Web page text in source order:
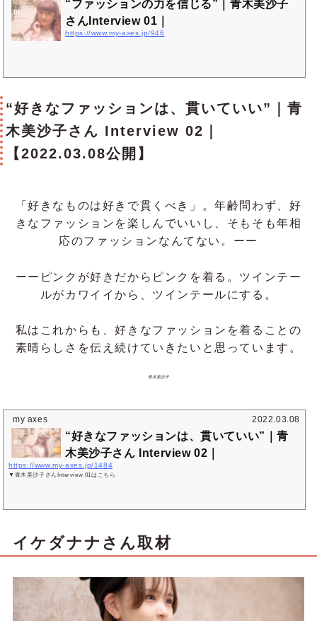
“ファッションの力を信じる”｜青木美沙子
さんInterview 01｜
https://www.my-axes.jp/946
“好きなファッションは、貫いていい”｜青
木美沙子さん Interview 02｜
【2022.03.08公開】
「好きなものは好きで貫くべき」。年齢問わず、好
きなファッションを楽しんでいいし、そもそも年相
応のファッションなんてない。ーー
ーーピンクが好きだからピンクを着る。ツインテー
ルがカワイイから、ツインテールにする。
私はこれからも、好きなファッションを着ることの
素晴らしさを伝え続けていきたいと思っています。
青木美沙子
my axes 2022.03.08
“好きなファッションは、貫いていい”｜青
木美沙子さん Interview 02｜
https://www.my-axes.jp/1484
▼青木美沙子さんInterview 01はこちら
イケダナナさん取材